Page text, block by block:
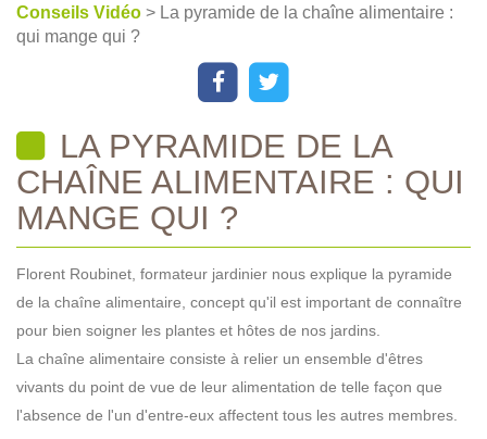
Conseils Vidéo > La pyramide de la chaîne alimentaire :
qui mange qui ?
LA PYRAMIDE DE LA
CHAÎNE ALIMENTAIRE : QUI
MANGE QUI ?
Florent Roubinet, formateur jardinier nous explique la pyramide
de la chaîne alimentaire, concept qu'il est important de connaître
pour bien soigner les plantes et hôtes de nos jardins.
La chaîne alimentaire consiste à relier un ensemble d'êtres
vivants du point de vue de leur alimentation de telle façon que
l'absence de l'un d'entre-eux affectent tous les autres membres.